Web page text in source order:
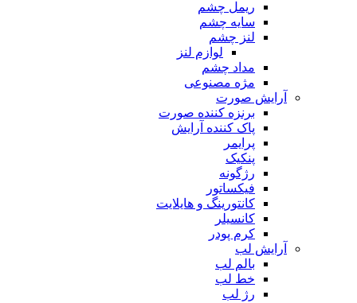
ریمل چشم
سایه چشم
لنز چشم
لوازم لنز
مداد چشم
مژه مصنوعی
آرایش صورت
برنزه کننده صورت
پاک کننده آرایش
پرایمر
پنکیک
رژگونه
فیکساتور
کانتورینگ و هایلایت
کانسیلر
کرم پودر
آرایش لب
بالم لب
خط لب
رژ لب